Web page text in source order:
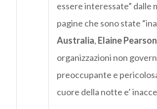
essere interessate” dalle
pagine che sono state
Australia, Elaine Pearson
organizzazioni non
preoccupante e
cuore della notte e’